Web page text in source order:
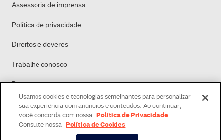
Assessoria de imprensa
Política de privacidade
Direitos e deveres
Trabalhe conosco
Dasa
Política de Cookies
Usamos cookies e tecnologias semelhantes para personalizar
sua experiência com anúncios e conteúdos. Ao continuar,
você concorda com nossa Política de Privacidade.
Consulte nossa Política de Cookies